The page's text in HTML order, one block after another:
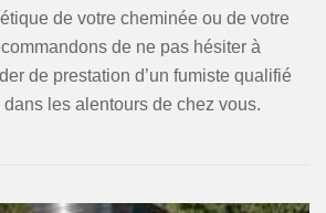
de votre cheminée ou de votre
de ne pas hésiter à
de prestation d’un fumiste qualifié
les alentours de chez vous.